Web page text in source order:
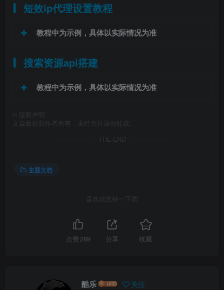
短效ip代理设置教程
教程中为示例，具体以实际情况为准
搜索资源api搭建
教程中为示例，具体以实际情况为准
版权声明
文章版权归作者所有，未经允许请勿转载。
THE END
主题文档
喜欢就支持一下吧
点赞 289 分享 收藏
酷乐 关注